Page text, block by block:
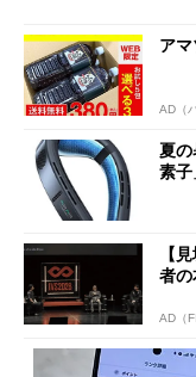
ア
AD（
夏の
素
【
者の
AD（